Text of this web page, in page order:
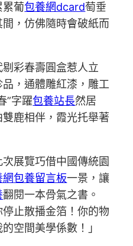
累葡包養網dcard萄垂
，仿佛隨時會破紙而
彩春壽圓盒惹人立
，通體雕紅漆，雕工
”字躍包養站長然居
鹿相伴，霞光托舉著
展覽巧借中國傳統園
網包養留言板一景，讓
翻閱一本骨氣之書。
止散播金箔！你的物
空間美學係數！」